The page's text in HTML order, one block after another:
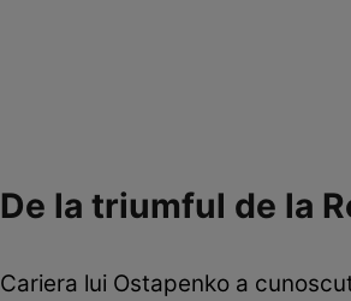
De la triumful de la
Cariera lui Ostapenko a